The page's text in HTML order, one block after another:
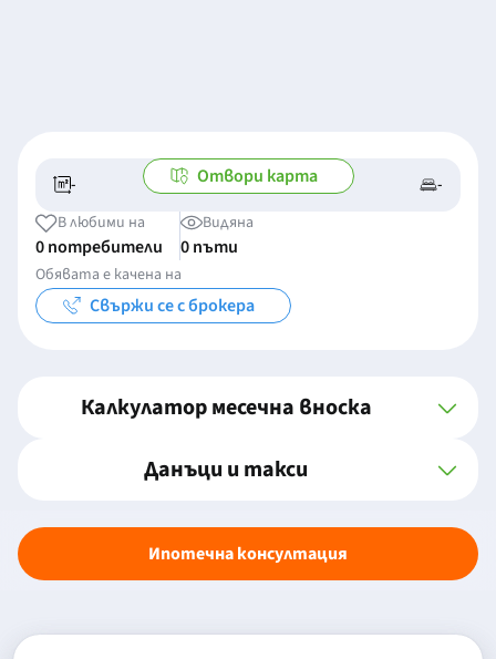
- -/- -
Отвори карта
В любими на
0 потребители
Видяна
0 пъти
Обявата е качена на
Свържи се с брокера
Калкулатор месечна вноска
Данъци и такси
Ипотечна консултация